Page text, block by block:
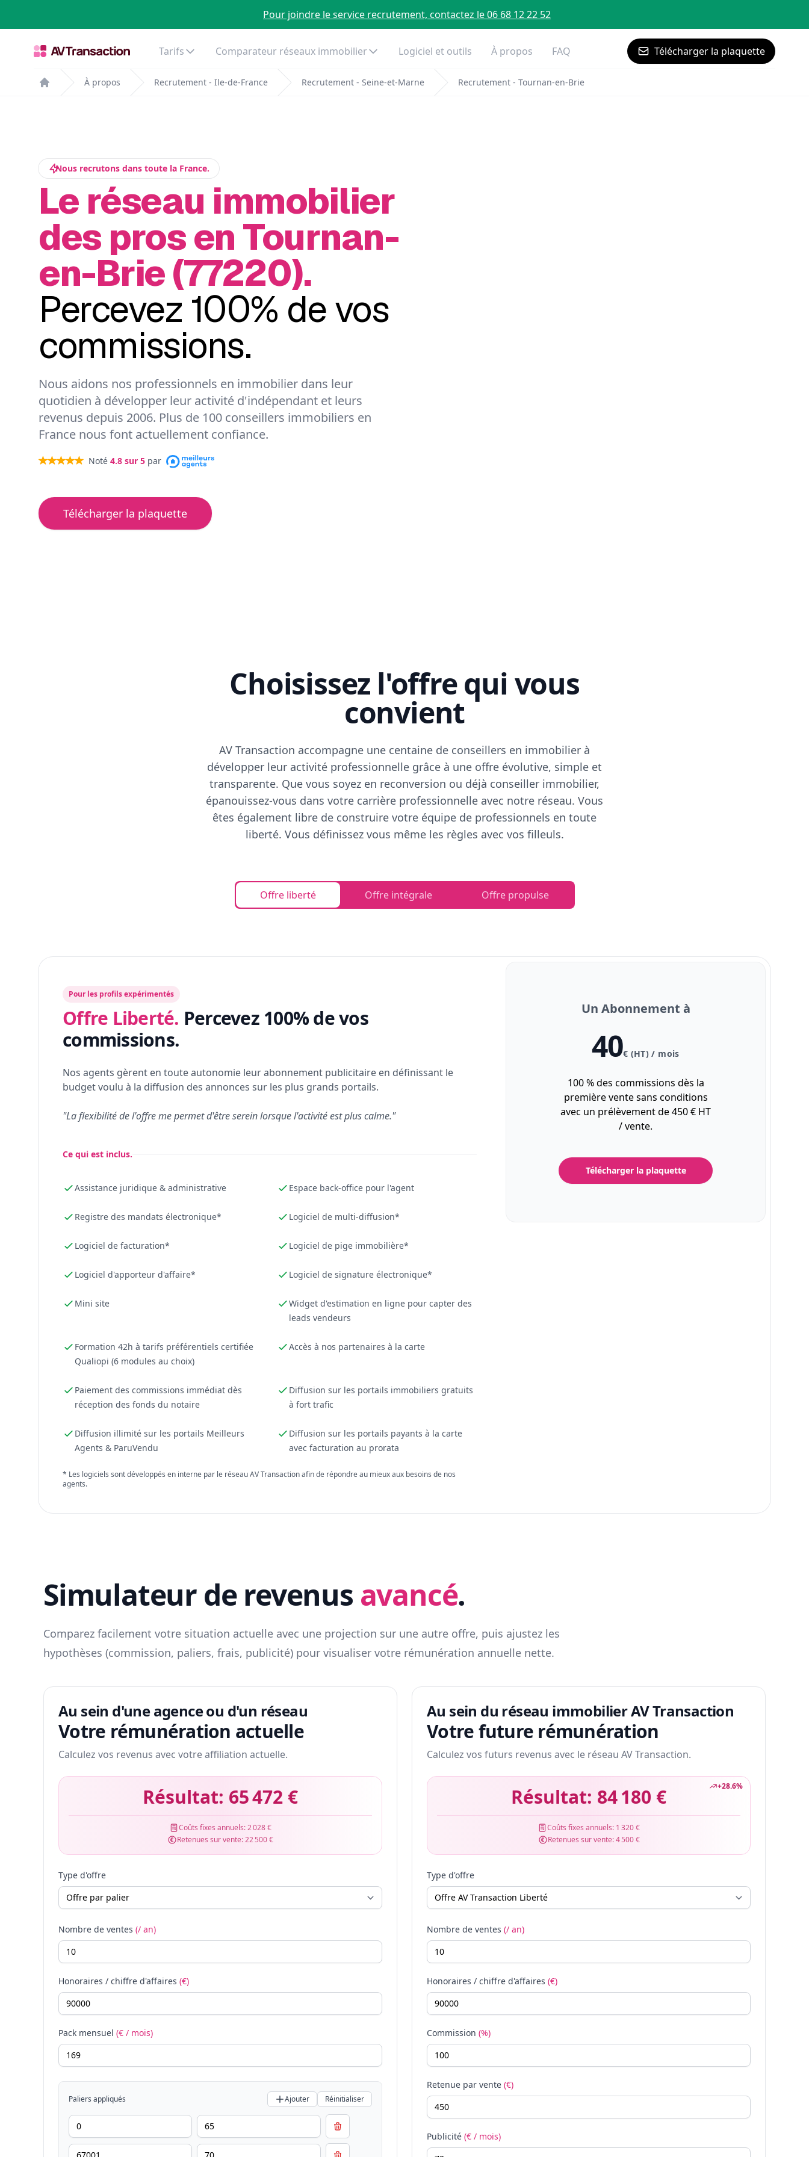
Pour joindre le service recrutement, contactez le 06 68 12 22 52
Tarifs Comparateur réseaux immobilier Logiciel et outils À propos FAQ Télécharger la plaquette
Home
À propos Recrutement - Ile-de-France Recrutement - Seine-et-Marne Recrutement - Tournan-en-Brie
Nous recrutons dans toute la France.
Le réseau immobilier
des pros en Tournan-
en-Brie (77220).
Percevez 100% de vos
commissions.
Nous aidons nos professionnels en immobilier dans leur
quotidien à développer leur activité d'indépendant et leurs
revenus depuis 2006. Plus de 100 conseillers immobiliers en
France nous font actuellement confiance.
Noté 4.8 sur 5 par
Télécharger la plaquette
Choisissez l'offre qui vous
convient
AV Transaction accompagne une centaine de conseillers en immobilier à
développer leur activité professionnelle grâce à une offre évolutive, simple et
transparente. Que vous soyez en reconversion ou déjà conseiller immobilier,
épanouissez-vous dans votre carrière professionnelle avec notre réseau. Vous
êtes également libre de construire votre équipe de professionnels en toute
liberté. Vous définissez vous même les règles avec vos filleuls.
Offre liberté Offre intégrale Offre propulse
Pour les profils expérimentés
Offre Liberté. Percevez 100% de vos
commissions.
Nos agents gèrent en toute autonomie leur abonnement publicitaire en définissant le
budget voulu à la diffusion des annonces sur les plus grands portails.
"La flexibilité de l'offre me permet d'être serein lorsque l'activité est plus calme."
Ce qui est inclus.
Assistance juridique & administrative Espace back-office pour l'agent
Registre des mandats électronique* Logiciel de multi-diffusion*
Logiciel de facturation* Logiciel de pige immobilière*
Logiciel d'apporteur d'affaire* Logiciel de signature électronique*
Mini site
Widget d'estimation en ligne pour capter des
leads vendeurs
Formation 42h à tarifs préférentiels certifiée
Qualiopi (6 modules au choix)
Accès à nos partenaires à la carte
Paiement des commissions immédiat dès
réception des fonds du notaire
Diffusion sur les portails immobiliers gratuits
à fort trafic
Diffusion illimité sur les portails Meilleurs
Agents & ParuVendu
Diffusion sur les portails payants à la carte
avec facturation au prorata
* Les logiciels sont développés en interne par le réseau AV Transaction afin de répondre au mieux aux besoins de nos
agents.
Un Abonnement à
40€ (HT) / mois
100 % des commissions dès la
première vente sans conditions
avec un prélèvement de 450 € HT
/ vente.
Télécharger la plaquette
Simulateur de revenus avancé.
Comparez facilement votre situation actuelle avec une projection sur une autre offre, puis ajustez les
hypothèses (commission, paliers, frais, publicité) pour visualiser votre rémunération annuelle nette.
Au sein d'une agence ou d'un réseau
Votre rémunération actuelle
Calculez vos revenus avec votre affiliation actuelle.
Résultat: 65 472 €
Coûts fixes annuels:2 028 €
Retenues sur vente:22 500 €
Type d'offre
Nombre de ventes (/ an)
Honoraires / chiffre d'affaires (€)
Pack mensuel (€ / mois)
Paliers appliqués Ajouter Réinitialiser
Au sein du réseau immobilier AV Transaction
Votre future rémunération
Calculez vos futurs revenus avec le réseau AV Transaction.
+28.6%
Résultat: 84 180 €
Coûts fixes annuels: 1 320 €
Retenues sur vente:4 500 €
Type d'offre
Nombre de ventes (/ an)
Honoraires / chiffre d'affaires (€)
Commission (%)
Retenue par vente (€)
Publicité (€ / mois)